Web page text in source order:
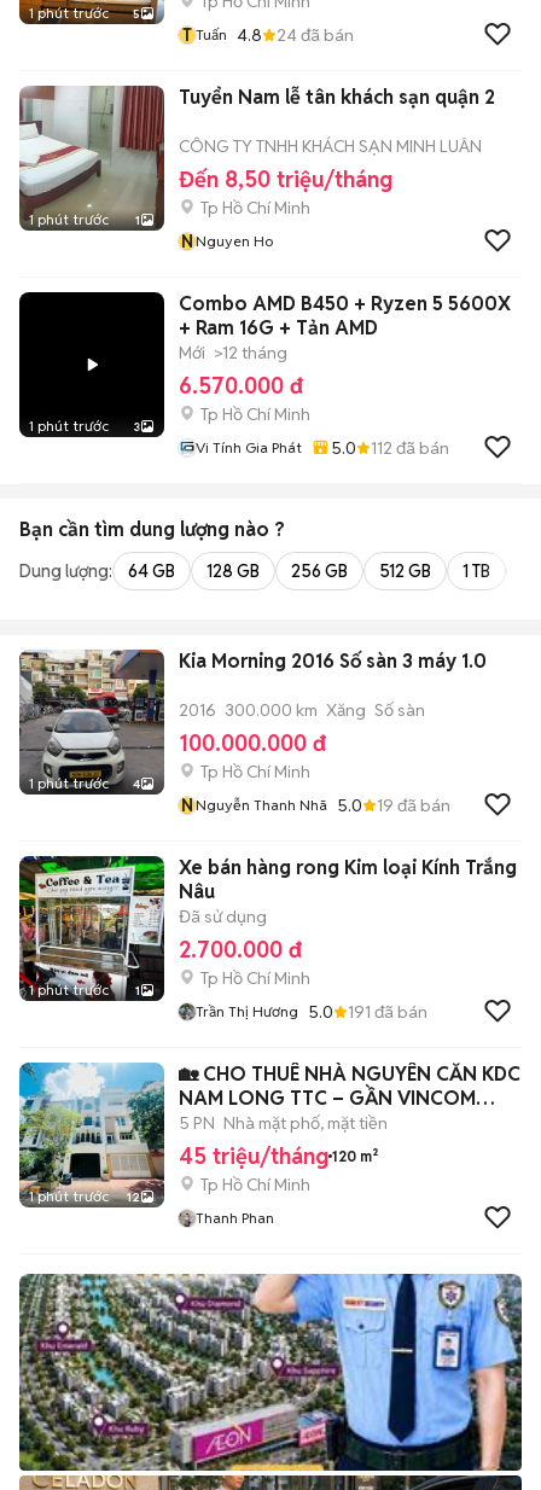
1 phút trước 5
T Tuấn 4.8 24đã bán
1 phút trước 1
Tuyển Nam lễ tân khách sạn quận 2
CÔNG TY TNHH KHÁCH SẠN MINH LUÂN
Đến 8,50 triệu/tháng
Tp Hồ Chí Minh
NNguyen Ho
1 phút trước 3
Combo AMD B450 + Ryzen 5 5600X
+ Ram 16G + Tản AMD
Mới >12 tháng
6.570.000 đ
Tp Hồ Chí Minh
Vi Tính Gia Phát 5.0 112 đã bán
Bạn cần tìm dung lượng nào ?
Dung lượng: 64 GB 128 GB 256 GB 512 GB 1 TB
1 phút trước 4
Kia Morning 2016 Số sàn 3 máy 1.0
2016 300.000 km Xăng Số sàn
100.000.000 đ
Tp Hồ Chí Minh
NNguyễn Thanh Nhã 5.0 19 đã bán
1 phút trước 1
Xe bán hàng rong Kim loại Kính Trắng
Nâu
Đã sử dụng
2.700.000 đ
Tp Hồ Chí Minh
Trần Thị Hương 5.0 191 đã bán
1 phút trước 12
🏡 CHO THUÊ NHÀ NGUYÊN CĂN KDC
NAM LONG TTC – GẦN VINCOM
QUẬN 7 5PN+ WC
5 PN Nhà mặt phố, mặt tiền
45 triệu/tháng 120 m²
Tp Hồ Chí Minh
Thanh Phan